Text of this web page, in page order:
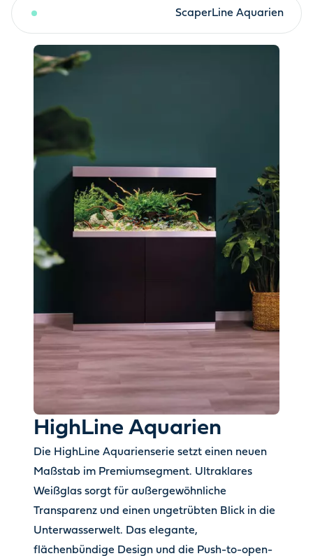
ScaperLine Aquarien
HighLine Aquarien
Die HighLine Aquarienserie setzt einen neuen
Maßstab im Premiumsegment. Ultraklares
Weißglas sorgt für außergewöhnliche
Transparenz und einen ungetrübten Blick in die
Unterwasserwelt. Das elegante,
flächenbündige Design und die Push-to-open-